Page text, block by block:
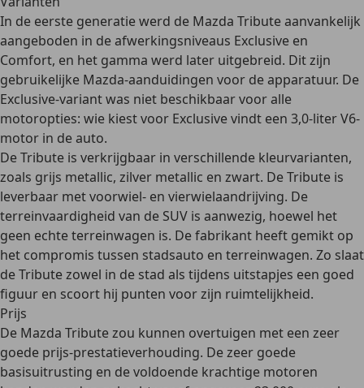
In de eerste generatie werd de Mazda Tribute aanvankelijk
aangeboden in de afwerkingsniveaus Exclusive en
Comfort, en het gamma werd later uitgebreid. Dit zijn
gebruikelijke Mazda-aanduidingen voor de apparatuur. De
Exclusive-variant was niet beschikbaar voor alle
motoropties: wie kiest voor Exclusive vindt een 3,0-liter V6-
motor in de auto.
De Tribute is verkrijgbaar in verschillende kleurvarianten,
zoals grijs metallic, zilver metallic en zwart. De Tribute is
leverbaar met voorwiel- en vierwielaandrijving. De
terreinvaardigheid van de SUV is aanwezig, hoewel het
geen echte terreinwagen is. De fabrikant heeft gemikt op
het compromis tussen stadsauto en terreinwagen. Zo slaat
de Tribute zowel in de stad als tijdens uitstapjes een goed
figuur en scoort hij punten voor zijn ruimtelijkheid.
Prijs
De Mazda Tribute zou kunnen overtuigen met een zeer
goede prijs-prestatieverhouding. De zeer goede
basisuitrusting en de voldoende krachtige motoren